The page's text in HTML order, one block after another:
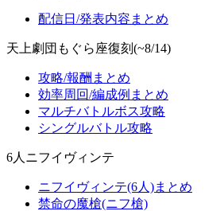
配信日/発表内容まとめ
天上劇団もぐら座復刻(~8/14)
攻略/報酬まとめ
効率周回/編成例まとめ
マルチバトルボス攻略
シングルバトル攻略
6人ニフイヴィンテ
ニフイヴィンテ(6人)まとめ
禁命の魔槍(ニフ槍)